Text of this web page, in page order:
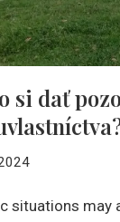
si dať
situations may